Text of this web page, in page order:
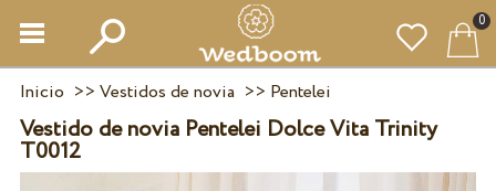
0
Inicio >> Vestidos de novia >> Pentelei
Vestido de novia Pentelei Dolce Vita Trinity
T0012